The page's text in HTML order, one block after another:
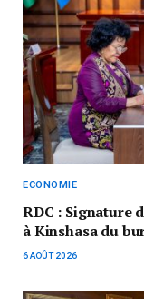
ECONOMIE
RDC : Signature
à Kinshasa du
6 AOÛT 2026